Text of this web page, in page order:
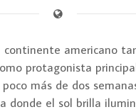
continente americano
protagonista
más de dos
donde el sol brilla